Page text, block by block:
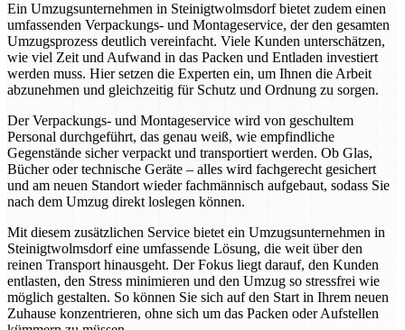
Ein Umzugsunternehmen in Steinigtwolmsdorf bietet zudem einen
umfassenden Verpackungs- und Montageservice, der den gesamten
Umzugsprozess deutlich vereinfacht. Viele Kunden unterschätzen,
wie viel Zeit und Aufwand in das Packen und Entladen investiert
werden muss. Hier setzen die Experten ein, um Ihnen die Arbeit
abzunehmen und gleichzeitig für Schutz und Ordnung zu sorgen.
Der Verpackungs- und Montageservice wird von geschultem
Personal durchgeführt, das genau weiß, wie empfindliche
Gegenstände sicher verpackt und transportiert werden. Ob Glas,
Bücher oder technische Geräte – alles wird fachgerecht gesichert
und am neuen Standort wieder fachmännisch aufgebaut, sodass Sie
nach dem Umzug direkt loslegen können.
Mit diesem zusätzlichen Service bietet ein Umzugsunternehmen in
Steinigtwolmsdorf eine umfassende Lösung, die weit über den
reinen Transport hinausgeht. Der Fokus liegt darauf, den Kunden
entlasten, den Stress minimieren und den Umzug so stressfrei wie
möglich gestalten. So können Sie sich auf den Start in Ihrem neuen
Zuhause konzentrieren, ohne sich um das Packen oder Aufstellen